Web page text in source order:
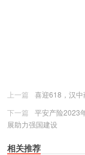
上一篇
喜迎618，汉中
下一篇
平安产险2023
展助力强国建设
相关推荐